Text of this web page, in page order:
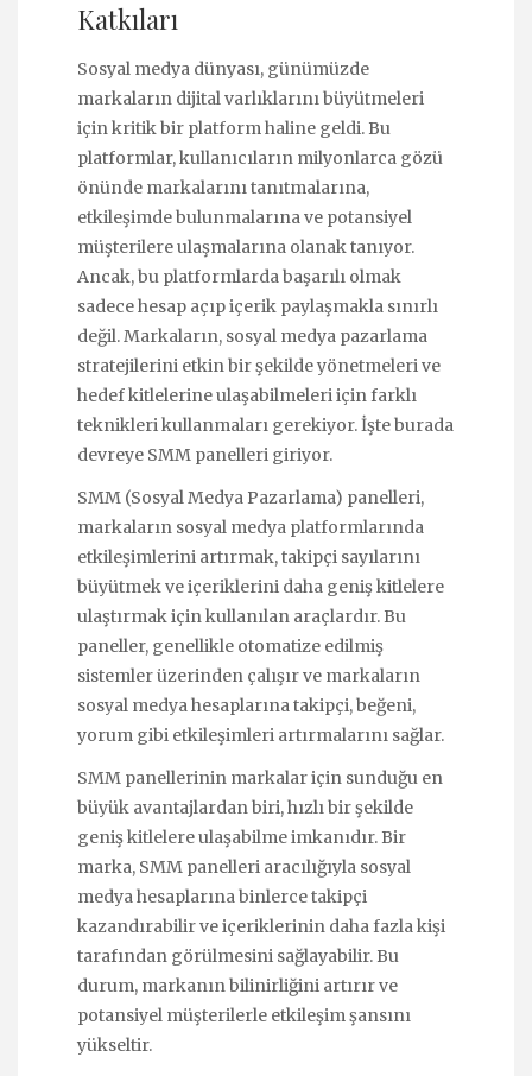
Katkıları
Sosyal medya dünyası, günümüzde
markaların dijital varlıklarını büyütmeleri
için kritik bir platform haline geldi. Bu
platformlar, kullanıcıların milyonlarca gözü
önünde markalarını tanıtmalarına,
etkileşimde bulunmalarına ve potansiyel
müşterilere ulaşmalarına olanak tanıyor.
Ancak, bu platformlarda başarılı olmak
sadece hesap açıp içerik paylaşmakla sınırlı
değil. Markaların, sosyal medya pazarlama
stratejilerini etkin bir şekilde yönetmeleri ve
hedef kitlelerine ulaşabilmeleri için farklı
teknikleri kullanmaları gerekiyor. İşte burada
devreye SMM panelleri giriyor.
SMM (Sosyal Medya Pazarlama) panelleri,
markaların sosyal medya platformlarında
etkileşimlerini artırmak, takipçi sayılarını
büyütmek ve içeriklerini daha geniş kitlelere
ulaştırmak için kullanılan araçlardır. Bu
paneller, genellikle otomatize edilmiş
sistemler üzerinden çalışır ve markaların
sosyal medya hesaplarına takipçi, beğeni,
yorum gibi etkileşimleri artırmalarını sağlar.
SMM panellerinin markalar için sunduğu en
büyük avantajlardan biri, hızlı bir şekilde
geniş kitlelere ulaşabilme imkanıdır. Bir
marka, SMM panelleri aracılığıyla sosyal
medya hesaplarına binlerce takipçi
kazandırabilir ve içeriklerinin daha fazla kişi
tarafından görülmesini sağlayabilir. Bu
durum, markanın bilinirliğini artırır ve
potansiyel müşterilerle etkileşim şansını
yükseltir.